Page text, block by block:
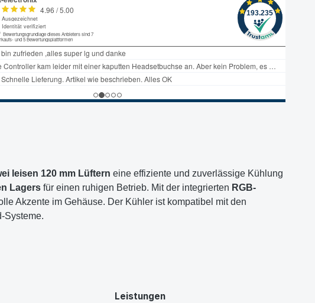
leisen 120 mm Lüftern eine effiziente und zuverlässige Kühlung
Lagers für einen ruhigen Betrieb. Mit der integrierten RGB-
Akzente im Gehäuse. Der Kühler ist kompatibel mit den
Systeme.
Leistungen